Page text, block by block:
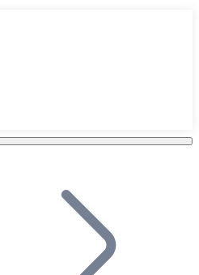
en tu plataforma.
en tu negocio y permite que